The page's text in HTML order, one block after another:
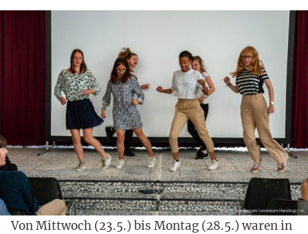
Von Mittwoch (23.5.) bis Montag (28.5.) waren in